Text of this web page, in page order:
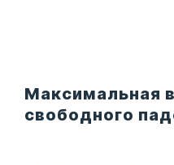
Максимальная
свободного